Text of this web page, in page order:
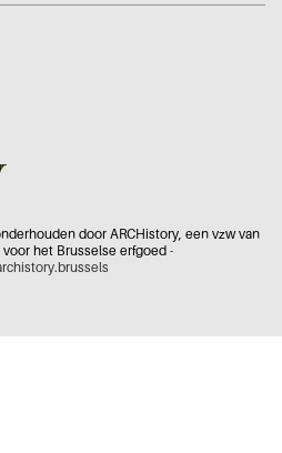
door ARCHistory, een vzw van
het Brusselse erfgoed -